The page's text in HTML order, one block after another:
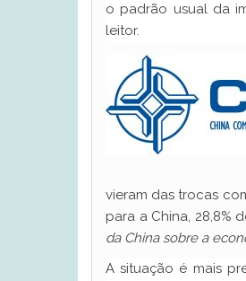
o padrão usual da
leitor.
vieram das trocas
para a China, 28,8%
da China sobre a
A situação é mais